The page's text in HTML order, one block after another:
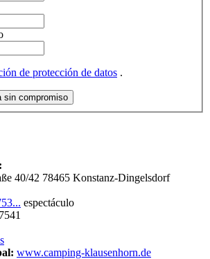
de protección de datos .
sin compromiso
40/42 78465 Konstanz-Dingelsdorf
espectáculo
www.camping-klausenhorn.de